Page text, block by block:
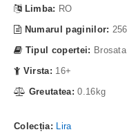
Limba: RO
Numarul paginilor: 256
Tipul copertei: Brosata
Virsta: 16+
Greutatea: 0.16kg
Colecția: Lira